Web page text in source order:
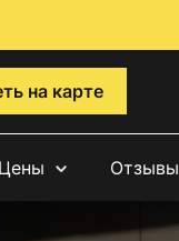
на карте
Цены Отзывы